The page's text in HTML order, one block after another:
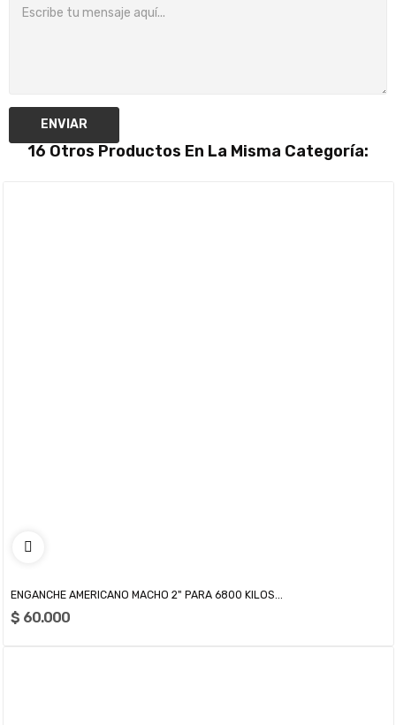
ENVIAR
16 Otros Productos En La Misma Categoría:
ENGANCHE AMERICANO MACHO 2" PARA 6800 KILOS...
$ 60.000